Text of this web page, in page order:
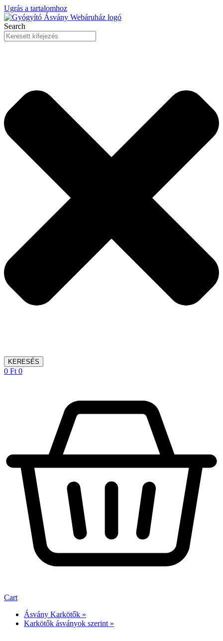
Ugrás a tartalomhoz
Search
KERESÉS
0 Ft 0
Cart
Ásvány Karkötők »
Karkötők ásványok szerint »